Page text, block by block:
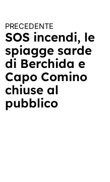
Continua
a
leggere
PRECEDENTE
SOS incendi, le
spiagge sarde
di Berchida e
Capo Comino
chiuse al
pubblico